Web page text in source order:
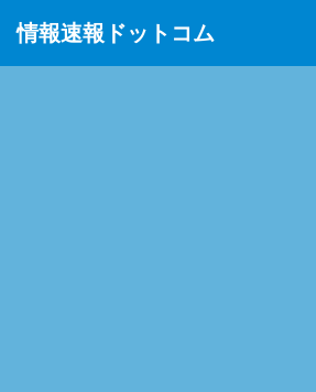
情報速報ドットコム
政治、経済